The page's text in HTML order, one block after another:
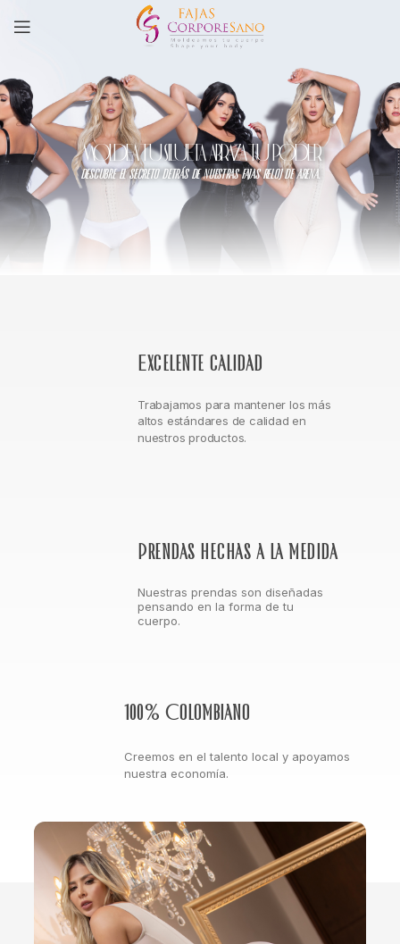
MOLDEA TU SILUETA, ABRAZA TU PODER
descubre el secreto detrás de nuestras fajas reloj de arena.
Excelente calidad
Trabajamos para mantener los más
altos estándares de calidad en
nuestros productos.
Prendas hechas a la medida
Nuestras prendas son diseñadas
pensando en la forma de tu
cuerpo.
100% Colombiano
Creemos en el talento local y apoyamos
nuestra economía.